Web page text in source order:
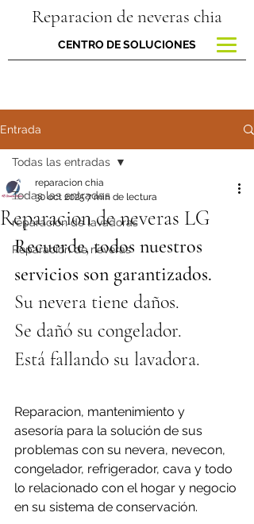
Reparacion de neveras chia
CENTRO DE SOLUCIONES
Entrada
Todas las entradas
reparacion de lavadoras
Reparación de neveras
Todas las entradas
Reparacion de neveras LG
reparacion chia
30 oct 20257 min de lectura
Recuerde, todos nuestros
servicios son garantizados.
Su nevera tiene daños.
Se dañó su congelador.
Está fallando su lavadora.
Reparacion, mantenimiento y
asesoría para la solución de sus
problemas con su nevera, nevecon,
congelador, refrigerador, cava y todo
lo relacionado con el hogar y negocio
en su sistema de conservación.